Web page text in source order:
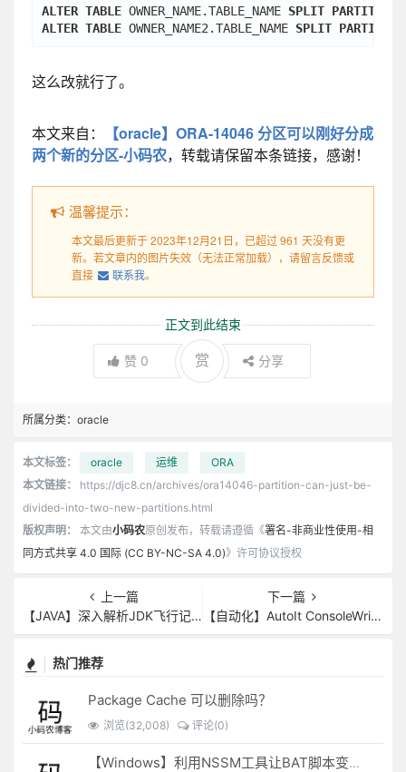
ALTER TABLE OWNER_NAME.TABLE_NAME SPLIT PARTITION
ALTER TABLE OWNER_NAME2.TABLE_NAME SPLIT PARTITION
这么改就行了。
本文来自：
【oracle】ORA-14046 分区可以刚好分成
两个新的分区-小码农，转载请保留本条链接，感谢！
温馨提示：
本文最后更新于 2023年12月21日，已超过 961 天没有更
新。若文章内的图片失效（无法正常加载），请留言反馈或
直接
联系我。
正文到此结束
赞 0 赏 分享
所属分类： oracle
本文标签： oracle 运维
ORA
本文链接：
https://djc8.cn/archives/ora14046-partition-can-just-be-
divided-into-two-new-partitions.html
版权声明：
本文由小码农原创发布，转载请遵循《署名-非商业性使用-相
同方式共享 4.0 国际 (CC BY-NC-SA 4.0)》许可协议授权
上一篇
【JAVA】深入解析JDK飞行记录器：新时代下的Java本地内存追踪（NMT）
下一篇
【自动化】AutoIt ConsoleWrite乱码问题
热门推荐
Package Cache 可以删除吗？
浏览(32,008) 评论(0)
【Windows】利用NSSM工具让BAT脚本变成后台服务